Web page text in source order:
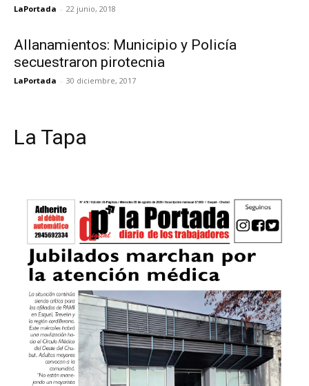
LaPortada - 22 junio, 2018
Allanamientos: Municipio y Policía
secuestraron pirotecnia
LaPortada - 30 diciembre, 2017
La Tapa